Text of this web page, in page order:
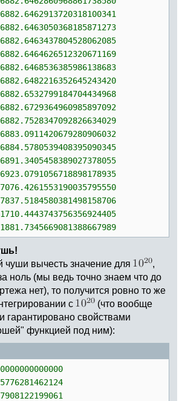
чуши вычесть значение для
,
ноль (мы ведь точно знаем что до
нет), то получится ровно то же
с
(что вообще
гарантировано свойствами
функцией под ним):